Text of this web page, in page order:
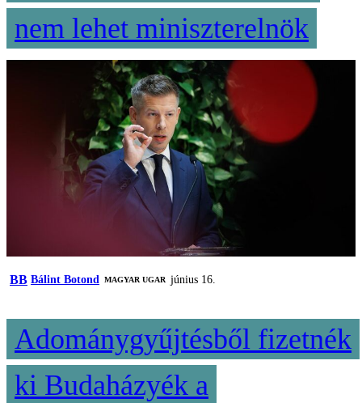
nem lehet miniszterelnök
BB Bálint Botond MAGYAR UGAR június 16.
Adománygyűjtésből fizetnék
ki Budaházyék a